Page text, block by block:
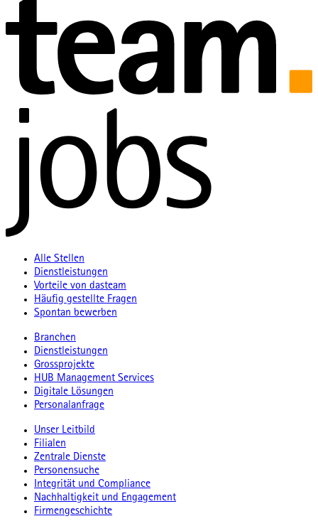
Alle Stellen
Dienstleistungen
Vorteile von dasteam
Häufig gestellte Fragen
Spontan bewerben
Branchen
Dienstleistungen
Grossprojekte
HUB Management Services
Digitale Lösungen
Personalanfrage
Unser Leitbild
Filialen
Zentrale Dienste
Personensuche
Integrität und Compliance
Nachhaltigkeit und Engagement
Firmengeschichte